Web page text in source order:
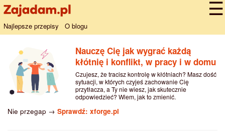
Najlepsze przepisy O blogu
Nauczę Cię jak wygrać każdą
kłótnię i konflikt, w pracy i w domu
Czujesz, że tracisz kontrolę w kłótniach? Masz dość
sytuacji, w których czyjeś zachowanie Cię
przytłacza, a Ty nie wiesz, jak skutecznie
odpowiedzieć? Wiem, jak to zmienić.
Nie przegap → Sprawdź: xforge.pl